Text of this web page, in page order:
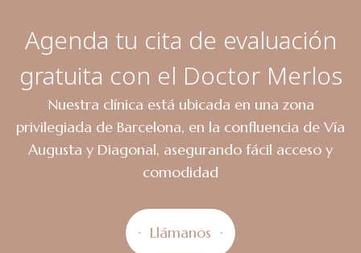
Agenda tu cita de evaluación
gratuita con el Doctor Merlos
Nuestra clínica está ubicada en una zona
privilegiada de Barcelona, en la confluencia de Vía
Augusta y Diagonal, asegurando fácil acceso y
comodidad
Llámanos